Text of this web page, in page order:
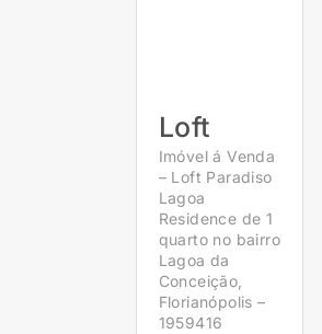
Loft
Imóvel á Venda
– Loft Paradiso
Lagoa
Residence de 1
quarto no bairro
Lagoa da
Conceição,
Florianópolis –
1959416